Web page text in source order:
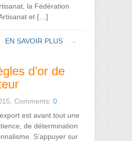
la Fédération
et […]
EN SAVOIR PLUS →
d’or de
Comments: 0
est avant tout une
de détermination
S’appuyer sur